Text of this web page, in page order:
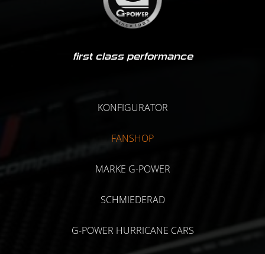
first class performance
KONFIGURATOR
FANSHOP
MARKE G-POWER
SCHMIEDERAD
G-POWER HURRICANE CARS